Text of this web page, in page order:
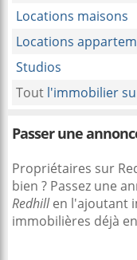
Locations maisons
Locations
Studios
Tout l'immobilier
Passer une
Propriétaires sur
bien ? Passez une
Redhillen l'ajoutant
immobilières déjà